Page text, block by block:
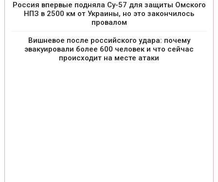
Россия впервые подняла Су-57 для защиты Омского
НПЗ в 2500 км от Украины, но это закончилось
провалом
Вишневое после российского удара: почему
эвакуировали более 600 человек и что сейчас
происходит на месте атаки